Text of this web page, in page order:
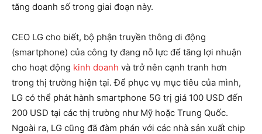
tăng doanh số trong giai đoạn này.
CEO LG cho biết, bộ phận truyền thông di động
(smartphone) của công ty đang nỗ lực để tăng lợi nhuận
cho hoạt động kinh doanh và trở nên cạnh tranh hơn
trong thị trường hiện tại. Để phục vụ mục tiêu của mình,
LG có thể phát hành smartphone 5G trị giá 100 USD đến
200 USD tại các thị trường như Mỹ hoặc Trung Quốc.
Ngoài ra, LG cũng đã đàm phán với các nhà sản xuất chip